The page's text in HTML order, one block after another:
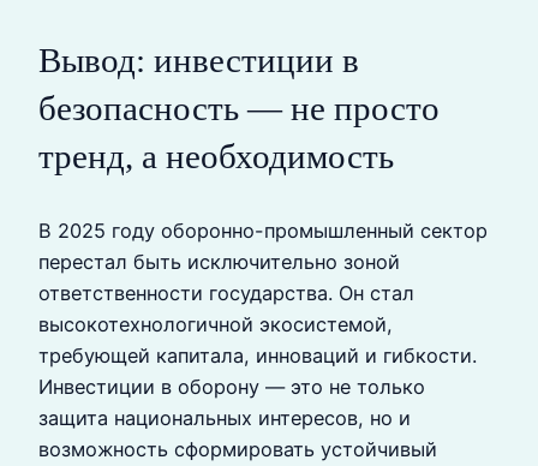
Вывод: инвестиции в
безопасность — не просто
тренд, а необходимость
В 2025 году оборонно-промышленный сектор
перестал быть исключительно зоной
ответственности государства. Он стал
высокотехнологичной экосистемой,
требующей капитала, инноваций и гибкости.
Инвестиции в оборону — это не только
защита национальных интересов, но и
возможность сформировать устойчивый